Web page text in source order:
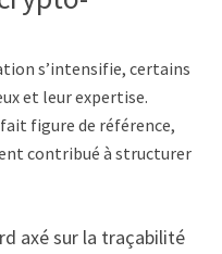
s’intensifie, certains
et leur expertise.
figure de référence,
contribué à structurer
axé sur la traçabilité